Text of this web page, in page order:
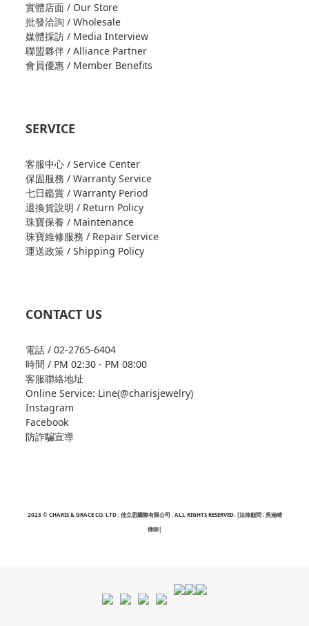
實體店面 / Our Store
批發洽詢 / Wholesale
媒體採訪 / Media Interview
聯盟夥伴 / Alliance Partner
會員優惠 / Member Benefits
SERVICE
客服中心 / Service Center
保固服務 / Warranty Service
七日鑑賞 / Warranty Period
退換貨說明 / Return Policy
珠寶保養 / Maintenance
珠寶維修服務 / Repair Service
運送政策 / Shipping Policy
CONTACT US
電話 / 02-2765-6404
時間 / PM 02:30 - PM 08:00
客服聯絡地址
Online Service: Line(@charisjewelry)
Instagram
Facebook
防詐騙宣導
2023 © CHARIS & GRACE CO. LTD . 佳立思國際有限公司 . ALL RIGHTS RESERVED. |法律顧問 : 吳涵晴
律師|